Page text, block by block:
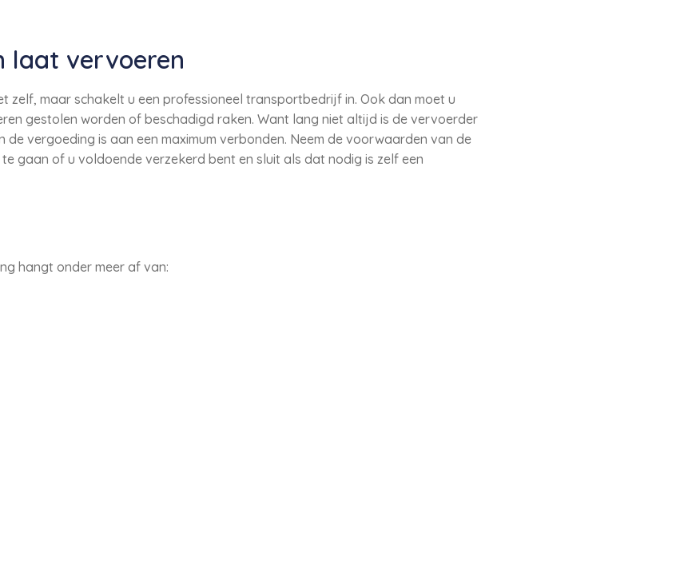
laat vervoeren
zelf, maar schakelt u een professioneel transportbedrijf in. Ook dan moet u
gestolen worden of beschadigd raken. Want lang niet altijd is de vervoerder
vergoeding is aan een maximum verbonden. Neem de voorwaarden van de
gaan of u voldoende verzekerd bent en sluit als dat nodig is zelf een
hangt onder meer af van: